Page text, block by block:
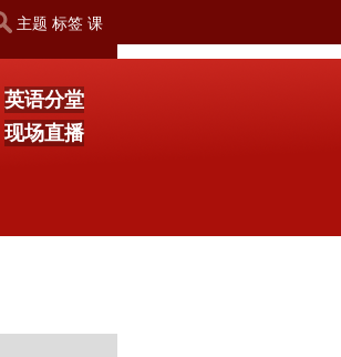
主题 标签 课
英语分堂
现场直播